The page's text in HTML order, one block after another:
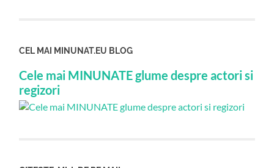
CEL MAI MINUNAT.EU BLOG
Cele mai MINUNATE glume despre actori si
regizori